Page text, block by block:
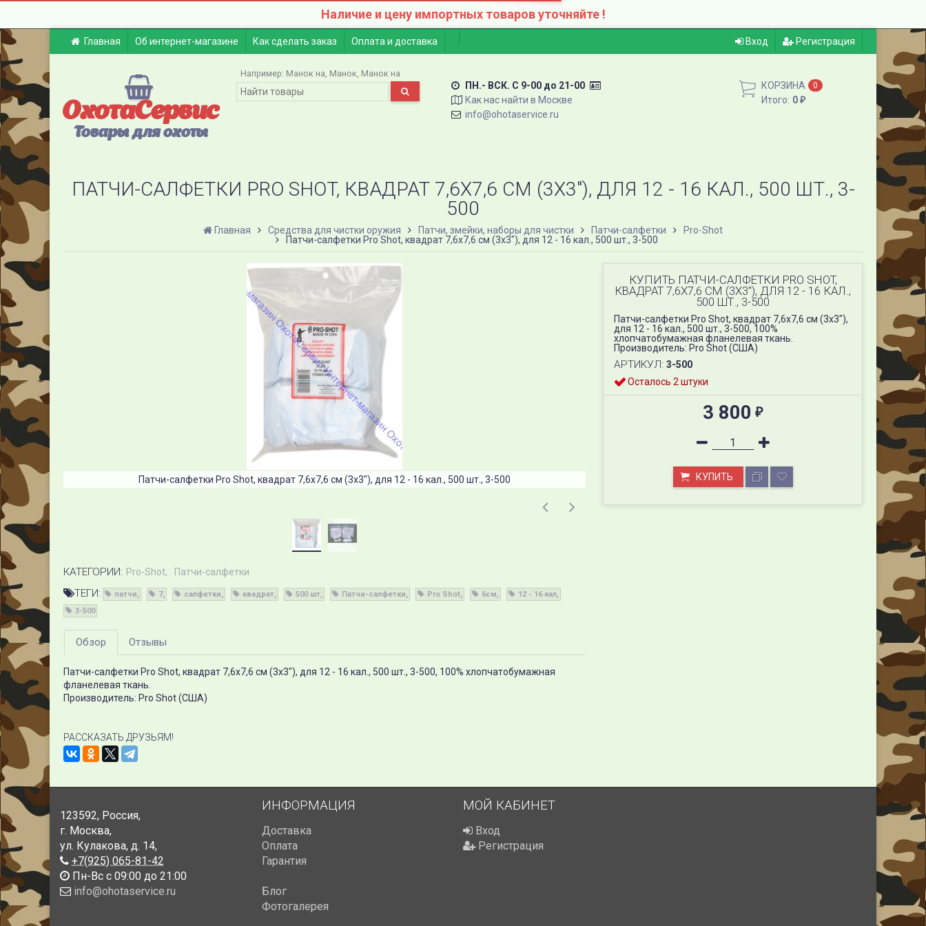
Наличие и цену импортных товаров уточняйте !
Главная Об интернет-магазине Как сделать заказ Оплата и доставка Вход Регистрация
ОхотаСервис
Товары для охоты
Например: Манок на Манок Манок на
ПН.- ВСК. C 9-00 до 21-00
Как нас найти в Москве
info@ohotaservice.ru
КОРЗИНА 0
Итого: 0 ₽
ПАТЧИ-САЛФЕТКИ PRO SHOT, КВАДРАТ 7,6Х7,6 СМ (3Х3"), ДЛЯ 12 - 16 КАЛ., 500 ШТ., 3-
500
Главная Средства для чистки оружия Патчи, змейки, наборы для чистки Патчи-салфетки
Pro-Shot
Патчи-салфетки Pro Shot, квадрат 7,6х7,6 см (3х3"), для 12 - 16 кал., 500 шт., 3-500
Патчи-салфетки Pro Shot, квадрат 7,6х7,6 см (3х3"), для 12 - 16 кал., 500 шт., 3-500 Патчи-салфетки Pro Shot, квадрат 7,6х7,6 см (3х3"), для
КУПИТЬ ПАТЧИ-САЛФЕТКИ PRO SHOT,
КВАДРАТ 7,6Х7,6 СМ (3Х3"), ДЛЯ 12 - 16 КАЛ.,
500 ШТ., 3-500
Патчи-салфетки Pro Shot, квадрат 7,6х7,6 см (3х3"),
для 12 - 16 кал., 500 шт., 3-500, 100%
хлопчатобумажная фланелевая ткань.
Производитель: Pro Shot (США)
АРТИКУЛ:3-500
Осталось 2 штуки
3 800 ₽
КУПИТЬ
КАТЕГОРИИ: Pro-Shot Патчи-салфетки
ТЕГИ: патчи 7 салфетки квадрат 500 шт Патчи-салфетки Pro Shot 6см
12 - 16 кал
3-500
Обзор Отзывы
Патчи-салфетки Pro Shot, квадрат 7,6х7,6 см (3х3"), для 12 - 16 кал., 500 шт., 3-500, 100% хлопчатобумажная
фланелевая ткань.
Производитель: Pro Shot (США)
РАССКАЗАТЬ ДРУЗЬЯМ!
123592, Россия,
г. Москва,
ул. Кулакова, д. 14,
+7(925) 065-81-42
Пн-Вс с 09:00 до 21:00
info@ohotaservice.ru
ИНФОРМАЦИЯ
Доставка
Оплата
Гарантия
Блог
Фотогалерея
МОЙ КАБИНЕТ
Вход
Регистрация